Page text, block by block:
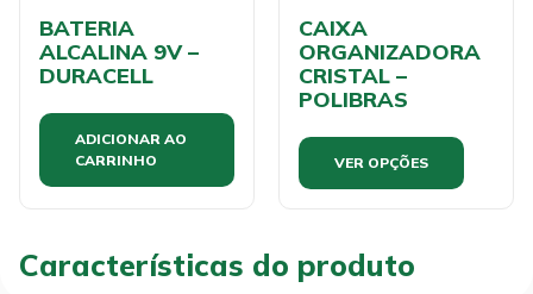
BATERIA
ALCALINA 9V –
DURACELL
ADICIONAR AO
CARRINHO
CAIXA
ORGANIZADORA
CRISTAL –
POLIBRAS
VER OPÇÕES
Características do produto